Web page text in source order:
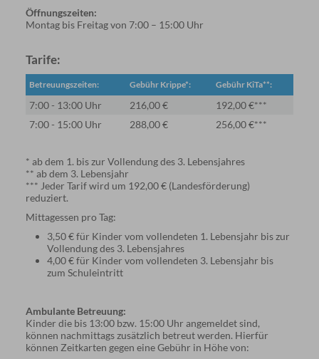
Öffnungszeiten:
Montag bis Freitag von 7:00 – 15:00 Uhr
Tarife:
Betreuungszeiten: Gebühr Krippe*: Gebühr KiTa**:
7:00 - 13:00 Uhr 216,00 €
192,00 €***
7:00 - 15:00 Uhr
288,00 € 256,00 €***
* ab dem 1. bis zur Vollendung des 3. Lebensjahres
** ab dem 3. Lebensjahr
*** Jeder Tarif wird um 192,00 € (Landesförderung)
reduziert.
Mittagessen pro Tag:
3,50 € für Kinder vom vollendeten 1. Lebensjahr bis zur
Vollendung des 3. Lebensjahres
4,00 € für Kinder vom vollendeten 3. Lebensjahr bis
zum Schuleintritt
Ambulante Betreuung:
Kinder die bis 13:00 bzw. 15:00 Uhr angemeldet sind,
können nachmittags zusätzlich betreut werden. Hierfür
können Zeitkarten gegen eine Gebühr in Höhe von: